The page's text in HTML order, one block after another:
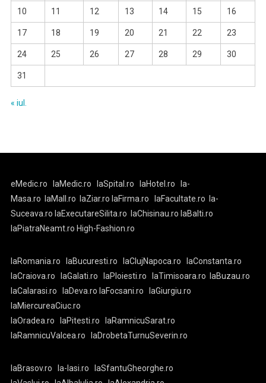
10 11 12 13 14 15 16
17 18 19 20 21 22 23
24 25 26 27 28 29 30
31
« iul.
eMedic.ro laMedic.ro laSpital.ro laHotel.ro
la-
Masa.ro
laMall.ro laZiar.ro laFirma.ro laFacultate.ro
la-
Suceava.ro laExecutareSilita.ro laChisinau.ro laBalti.ro
laPiatraNeamt.ro High-Fashion.ro
laRomania.ro laBucuresti.ro laClujNapoca.ro
laConstanta.ro
laCraiova.ro
laGalati.ro laPloiesti.ro laTimisoara.ro
laBuzau.ro
laCalarasi.ro
laDeva.ro laFocsani.ro
laGiurgiu.ro
laMiercureaCiuc.ro
laOradea.ro
laPitesti.ro
laRamnicuSarat.ro
laRamnicuValcea.ro
laDrobetaTurnuSeverin.ro
laBrasov.ro la-Iasi.ro
laSfantuGheorghe.ro